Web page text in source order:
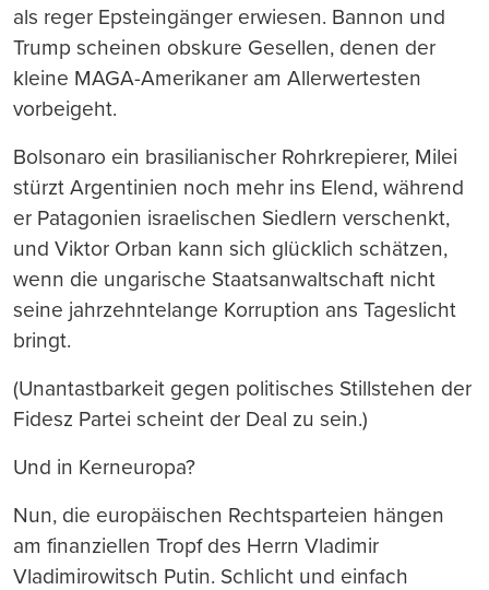
als reger Epsteingänger erwiesen. Bannon und
Trump scheinen obskure Gesellen, denen der
kleine MAGA-Amerikaner am Allerwertesten
vorbeigeht.
Bolsonaro ein brasilianischer Rohrkrepierer, Milei
stürzt Argentinien noch mehr ins Elend, während
er Patagonien israelischen Siedlern verschenkt,
und Viktor Orban kann sich glücklich schätzen,
wenn die ungarische Staatsanwaltschaft nicht
seine jahrzehntelange Korruption ans Tageslicht
bringt.
(Unantastbarkeit gegen politisches Stillstehen der
Fidesz Partei scheint der Deal zu sein.)
Und in Kerneuropa?
Nun, die europäischen Rechtsparteien hängen
am finanziellen Tropf des Herrn Vladimir
Vladimirowitsch Putin. Schlicht und einfach